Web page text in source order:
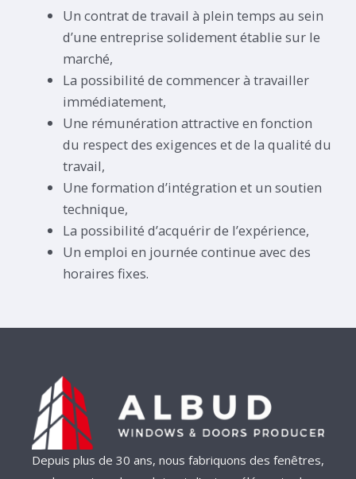
Un contrat de travail à plein temps au sein
d’une entreprise solidement établie sur le
marché,
La possibilité de commencer à travailler
immédiatement,
Une rémunération attractive en fonction
du respect des exigences et de la qualité du
travail,
Une formation d’intégration et un soutien
technique,
La possibilité d’acquérir de l’expérience,
Un emploi en journée continue avec des
horaires fixes.
Depuis plus de 30 ans, nous fabriquons des fenêtres,